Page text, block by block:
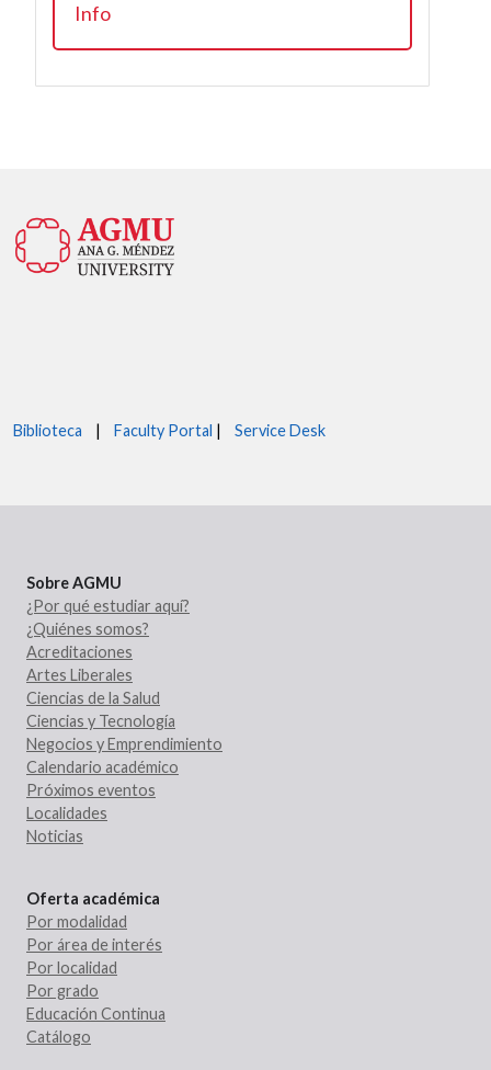
Info
Biblioteca | Faculty Portal | Service Desk
Sobre AGMU
¿Por qué estudiar aquí?
¿Quiénes somos?
Acreditaciones
Artes Liberales
Ciencias de la Salud
Ciencias y Tecnología
Negocios y Emprendimiento
Calendario académico
Próximos eventos
Localidades
Noticias
Oferta académica
Por modalidad
Por área de interés
Por localidad
Por grado
Educación Continua
Catálogo